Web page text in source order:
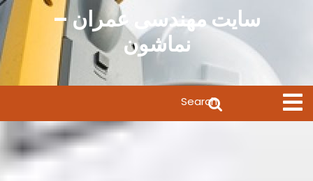
سایت مهندسی عمران –
نماشون
Open
Menu
for: